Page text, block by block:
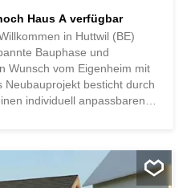
Haus A verfügbar
in Huttwil (BE)
Bauphase und
Wunsch vom Eigenheim mit
Neubauprojekt besticht durch
individuell anpassbaren
Der grosse Wohn- und
für Ihre individuellen
modernen Fenster